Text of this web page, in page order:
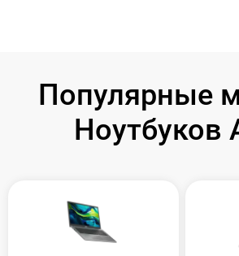
Популярные
Ноутбуков